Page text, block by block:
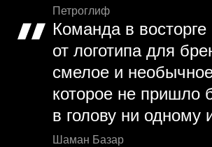
Петроглиф
Команда в восторге
от логотипа для
смелое и
которое не пришло
в голову ни одному
Шаман Базар